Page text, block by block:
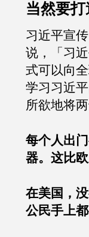
当然要
习近平宣
说，「习
式可以向
学习习近
所欲地将
每个人出
器。这比
在美国，
公民手上